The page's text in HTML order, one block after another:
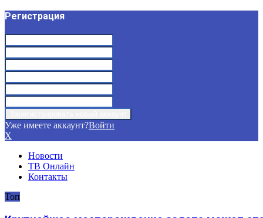
Регистрация
Уже имеете аккаунт?Войти
X
Новости
ТВ Онлайн
Контакты
Топ